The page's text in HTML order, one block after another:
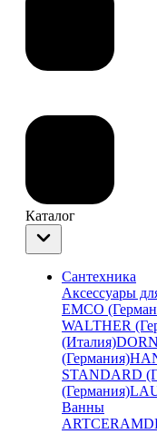
Каталог
Сантехника
Аксессуары
EMCO
WALTHER
(Италия)
(Германия)
STANDARD
(Германия)
Ванны
ARTCERAM